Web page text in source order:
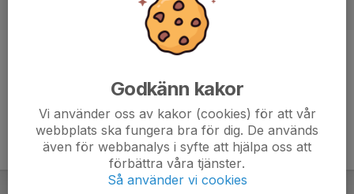
Godkänn kakor
Vi använder oss av kakor (cookies) för att vår
webbplats ska fungera bra för dig. De används
även för webbanalys i syfte att hjälpa oss att
förbättra våra tjänster.
Så använder vi cookies